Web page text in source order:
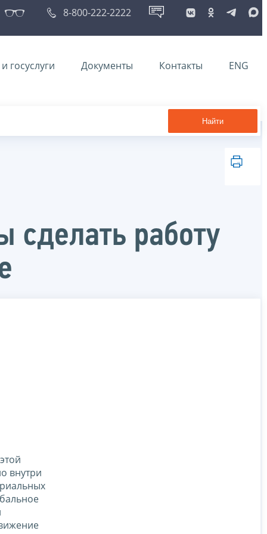
8-800-222-2222
госуслуги Документы Контакты ENG
Найти
сделать работу
внутри